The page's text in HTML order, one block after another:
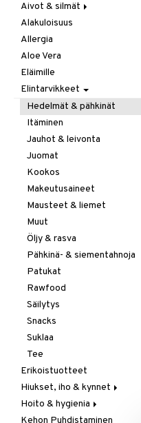
Aivot & silmät
Muisti
Rasvahapot
Silmät
Alakuloisuus
Allergia
Aloe Vera
Eläimille
Elintarvikkeet
Hedelmät & pähkinät
Itäminen
Jauhot & leivonta
Juomat
Kookos
Makeutusaineet
Mausteet & liemet
Muut
Öljy & rasva
Pähkinä- & siementahnoja
Patukat
Rawfood
Säilytys
Snacks
Suklaa
Tee
Erikoistuotteet
Hiukset, iho & kynnet
Aurinko & pigmentti
Hiukset
Hoito & hygienia
Aurinkosuoja
Kehon Puhdistaminen